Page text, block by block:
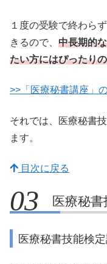
１度の受験で終わら
きるので、 中長期的
たい方にはぴったり
>>「医療秘書講座」
それでは、医療秘書
ます。
目次に戻る
医療秘
医療秘書技能検